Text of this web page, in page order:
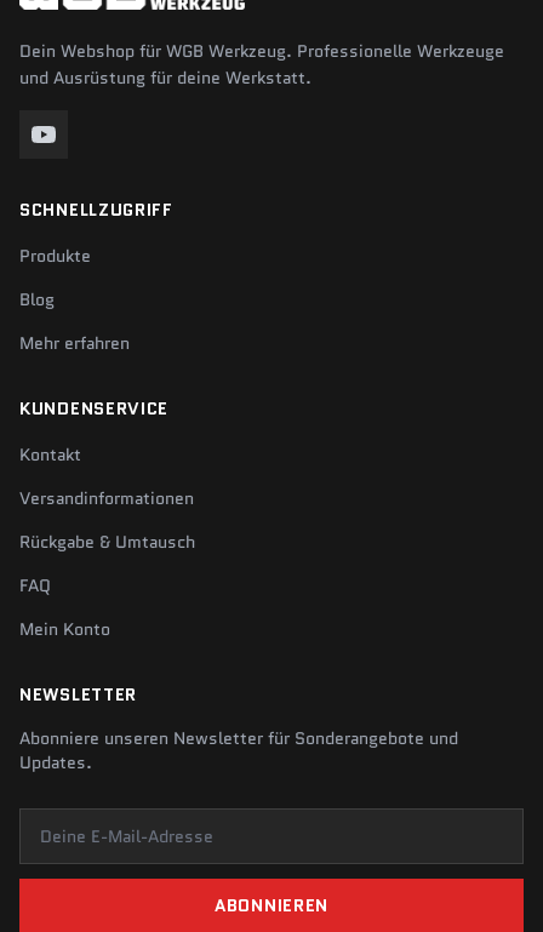
Dein Webshop für WGB Werkzeug. Professionelle Werkzeuge
und Ausrüstung für deine Werkstatt.
SCHNELLZUGRIFF
Produkte
Blog
Mehr erfahren
KUNDENSERVICE
Kontakt
Versandinformationen
Rückgabe & Umtausch
FAQ
Mein Konto
NEWSLETTER
Abonniere unseren Newsletter für Sonderangebote und
Updates.
Deine E-Mail-Adresse
ABONNIEREN